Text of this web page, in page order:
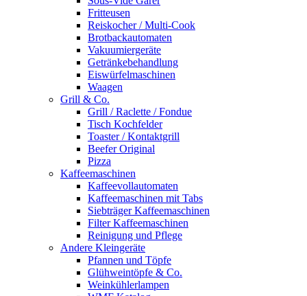
Fritteusen
Reiskocher / Multi-Cook
Brotbackautomaten
Vakuumiergeräte
Getränkebehandlung
Eiswürfelmaschinen
Waagen
Grill & Co.
Grill / Raclette / Fondue
Tisch Kochfelder
Toaster / Kontaktgrill
Beefer Original
Pizza
Kaffeemaschinen
Kaffeevollautomaten
Kaffeemaschinen mit Tabs
Siebträger Kaffeemaschinen
Filter Kaffeemaschinen
Reinigung und Pflege
Andere Kleingeräte
Pfannen und Töpfe
Glühweintöpfe & Co.
Weinkühlerlampen